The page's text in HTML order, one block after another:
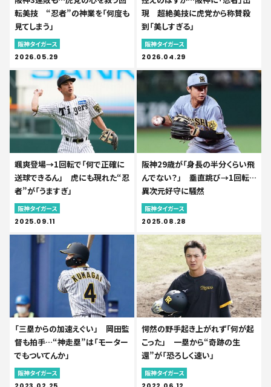
転美技 “忍者”の神業を「何度も
見てしまう」
阪神タイガース
2026.05.29
現 超絶美技に虎党から称賛殺
到「美しすぎる」
阪神タイガース
2026.04.29
颯爽登場→1回転で「何で正確に
送球できるん」 虎にも現れた“忍
者”が「うますぎ」
阪神タイガース
2025.09.11
阪神29歳が「身長の半分くらい飛
んでない？」 垂直跳び→1回転…
異次元好守に騒然
阪神タイガース
2025.08.28
「三塁からの加速えぐい」 岡田監
督も拍手…“神走塁”は「モーター
でもついてんか」
阪神タイガース
愕然の野手起き上がれず「何が起
こった」 一塁から“奇跡の生
還”が「恐ろしく速い」
阪神タイガース